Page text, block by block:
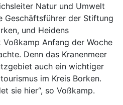
Natur und Umwelt
Geschäftsführer der Stiftung
und Heidens
Anfang der Woche
Denn das Kranenmeer
auch ein wichtiger
im Kreis Borken.
sie hier“, so Voßkamp.